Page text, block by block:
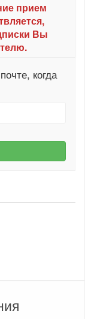
прием
Вы
когда